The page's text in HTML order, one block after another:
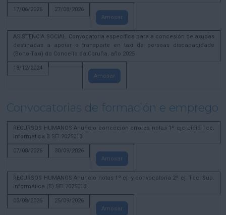
17/06/2026
27/08/2026
Amosar
ASISTENCIA SOCIAL. Convocatoria específica para a concesión de axudas
destinadas a apoiar o transporte en taxi de persoas discapacidade
(Bono-Taxi) do Concello da Coruña, año 2025
18/12/2024
Amosar
Convocatorias de formación e emprego
RECURSOS HUMANOS Anuncio corrección errores notas 1º ejercicio Tec.
Informatica B SEL2025013
07/08/2026
30/09/2026
Amosar
RECURSOS HUMANOS Anuncio notas 1º ej. y convocatoria 2º ej. Tec. Sup.
Informática (B) SEL2025013
03/08/2026
25/09/2026
Amosar